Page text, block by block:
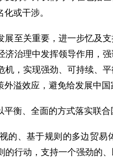
或干涉。
至关重要，进一步忆及
治理中发挥领导作用，
，实现强劲、可持续、
溢效应，避免给发展中国
衡、全面的方式落实联合
的、基于规则的多边贸
行动，支持一个强劲的